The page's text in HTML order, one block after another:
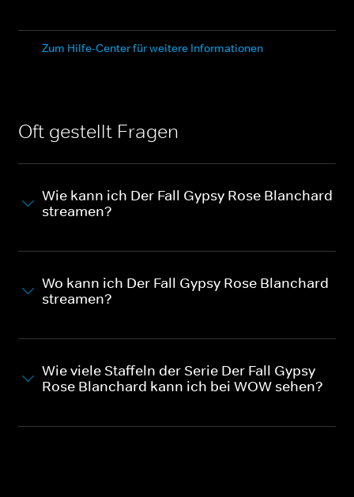
Zum Hilfe-Center für weitere Informationen
Oft gestellt Fragen
Wie kann ich Der Fall Gypsy Rose Blanchard
streamen?
Wo kann ich Der Fall Gypsy Rose Blanchard
streamen?
Wie viele Staffeln der Serie Der Fall Gypsy
Rose Blanchard kann ich bei WOW sehen?